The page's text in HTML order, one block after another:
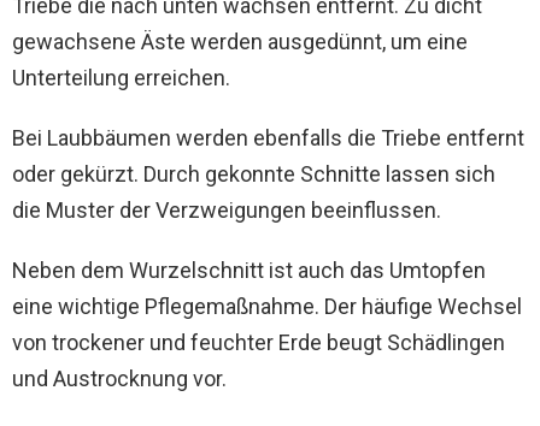
Triebe die nach unten wachsen entfernt. Zu dicht
gewachsene Äste werden ausgedünnt, um eine
Unterteilung erreichen.
Bei Laubbäumen werden ebenfalls die Triebe entfernt
oder gekürzt. Durch gekonnte Schnitte lassen sich
die Muster der Verzweigungen beeinflussen.
Neben dem Wurzelschnitt ist auch das Umtopfen
eine wichtige Pflegemaßnahme. Der häufige Wechsel
von trockener und feuchter Erde beugt Schädlingen
und Austrocknung vor.